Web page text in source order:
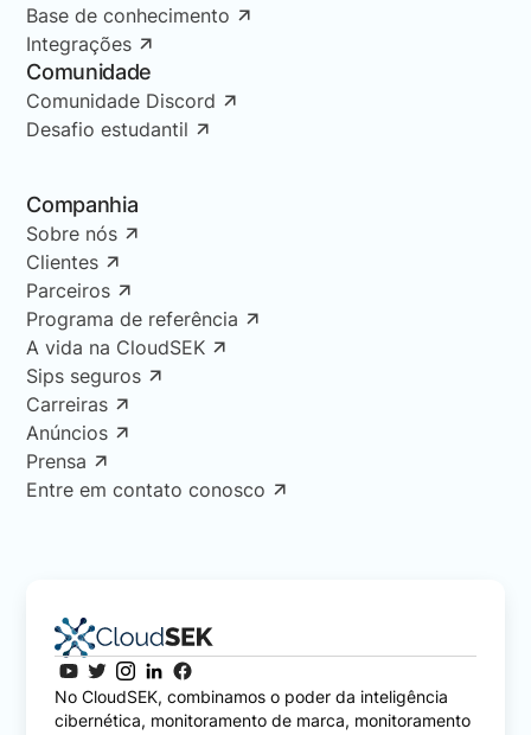
Base de conhecimento
Integrações
Comunidade
Comunidade Discord
Desafio estudantil
Companhia
Sobre nós
Clientes
Parceiros
Programa de referência
A vida na CloudSEK
Sips seguros
Carreiras
Anúncios
Prensa
Entre em contato conosco
No CloudSEK, combinamos o poder da inteligência
cibernética, monitoramento de marca, monitoramento